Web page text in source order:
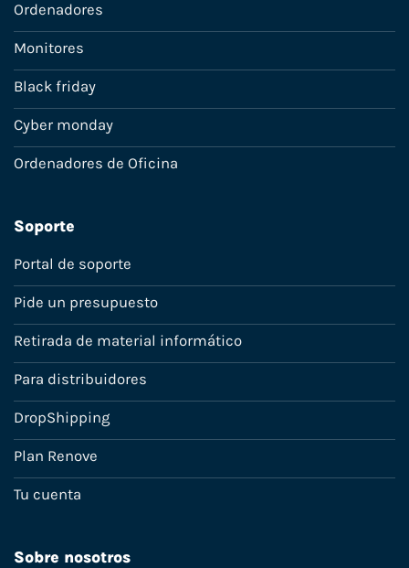
Ordenadores
Monitores
Black friday
Cyber monday
Ordenadores de Oficina
Soporte
Portal de soporte
Pide un presupuesto
Retirada de material informático
Para distribuidores
DropShipping
Plan Renove
Tu cuenta
Sobre nosotros